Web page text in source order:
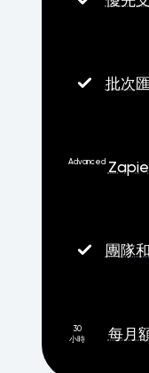
批次
Advanced
團隊
30
小時
每月